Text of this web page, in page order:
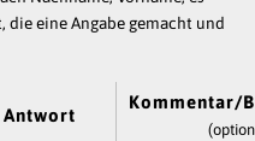
die eine Angabe gemacht und
Antwort
Kommentar/